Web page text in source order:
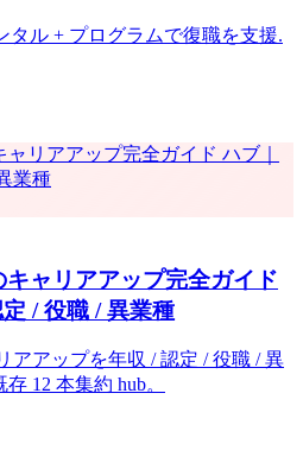
タル + プログラムで復職を支援.
キャリアアップ完全ガイド
/ 役職 / 異業種
アアップを年収 / 認定 / 役職 / 異
12 本集約 hub。